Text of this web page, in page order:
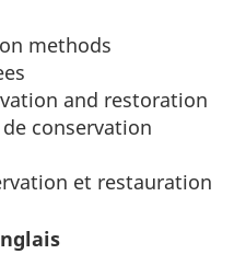
methods
and restoration
conservation
et restauration